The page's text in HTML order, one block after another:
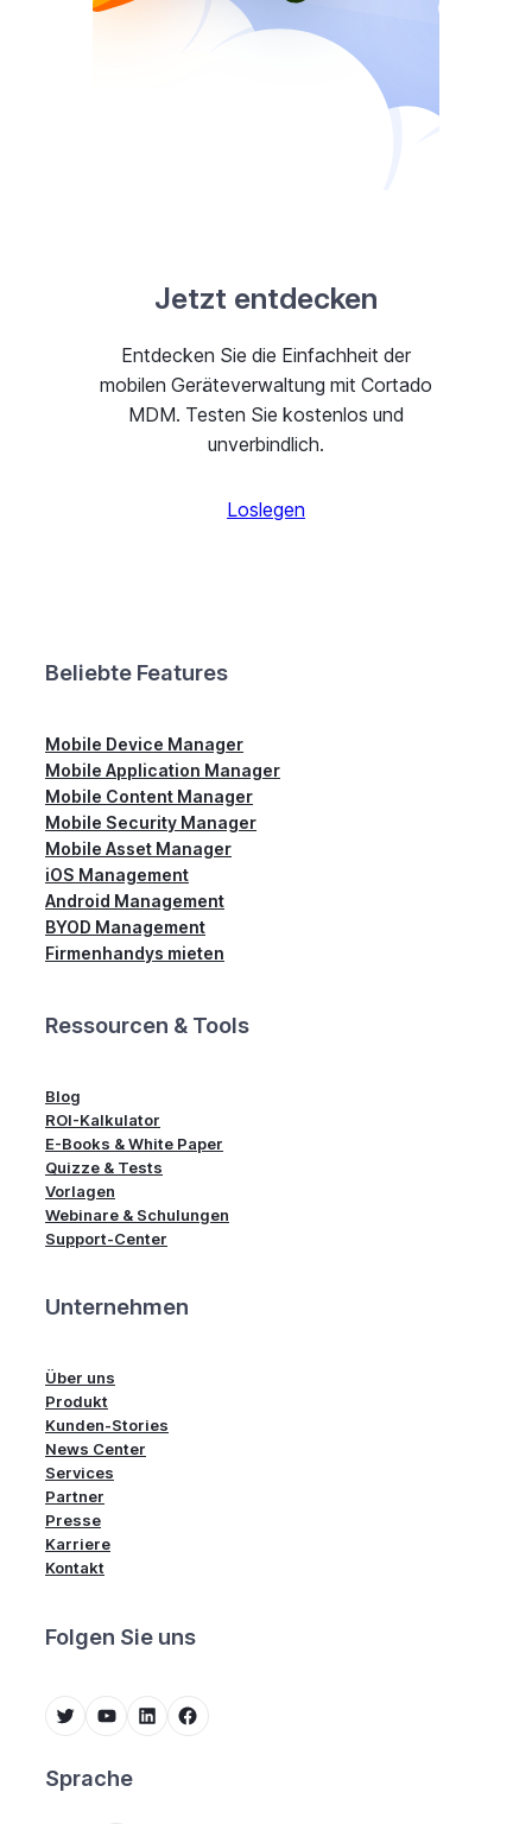
Jetzt entdecken
Entdecken Sie die Einfachheit der
mobilen Geräteverwaltung mit Cortado
MDM. Testen Sie kostenlos und
unverbindlich.
Loslegen
Beliebte Features
Mobile Device Manager
Mobile Application Manager
Mobile Content Manager
Mobile Security Manager
Mobile Asset Manager
iOS Management
Android Management
BYOD Management
Firmenhandys mieten
Ressourcen & Tools
Blog
ROI-Kalkulator
E-Books & White Paper
Quizze & Tests
Vorlagen
Webinare & Schulungen
Support-Center
Unternehmen
Über uns
Produkt
Kunden-Stories
News Center
Services
Partner
Presse
Karriere
Kontakt
Folgen Sie uns
Twitter YouTube LinkedIn Facebook
Sprache